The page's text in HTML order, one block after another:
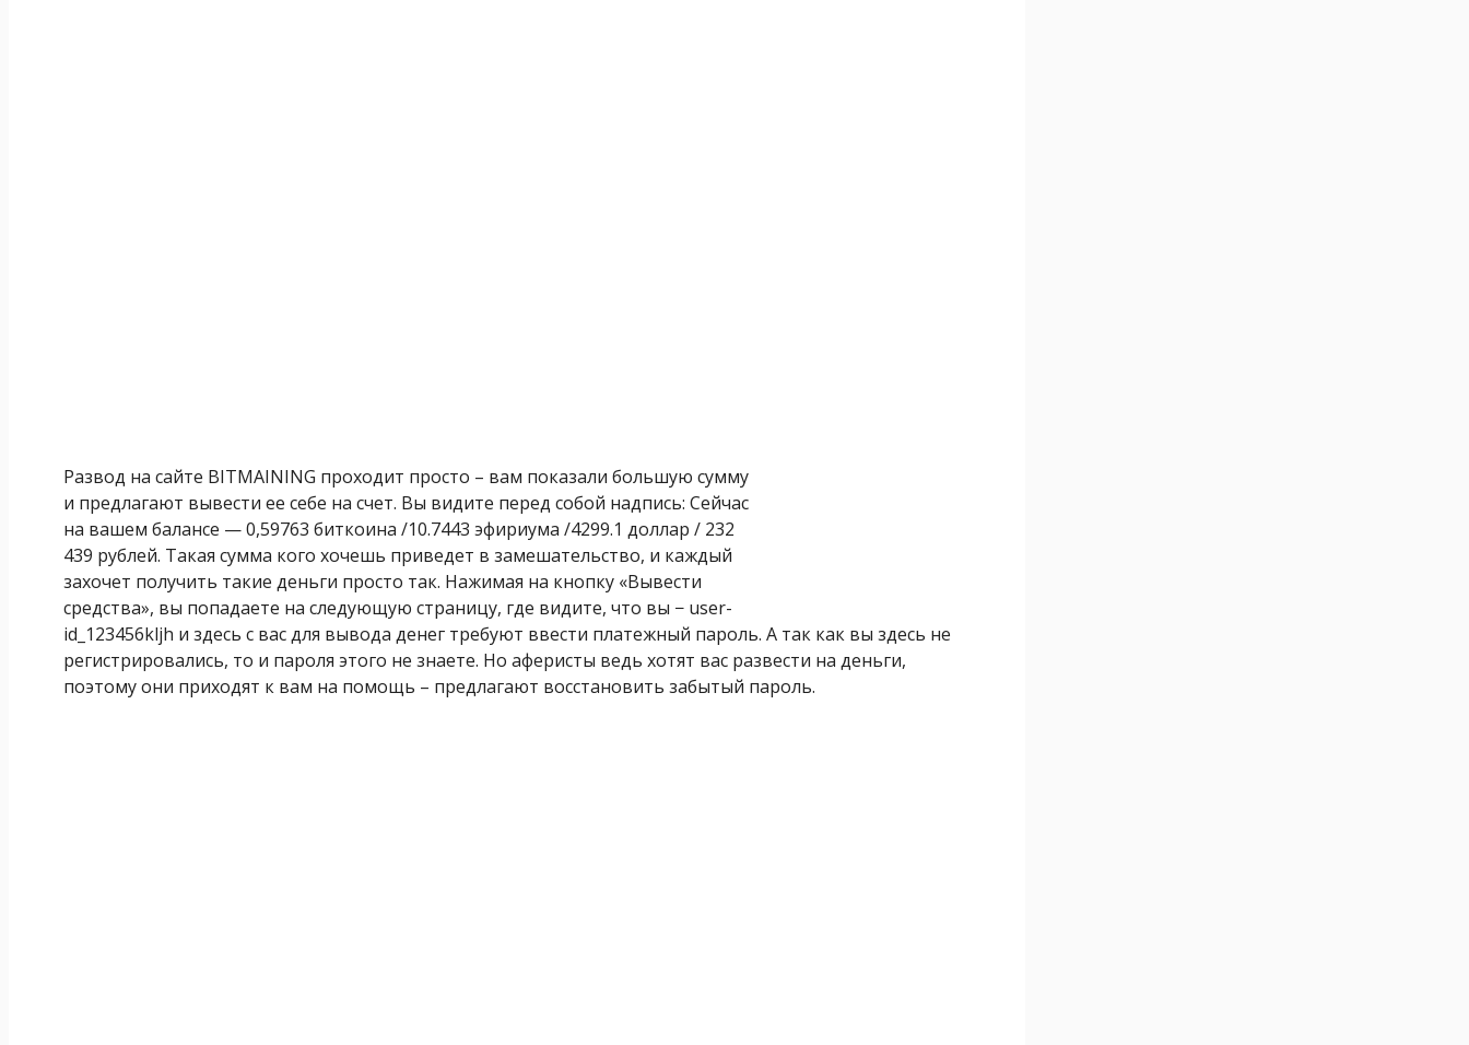
Развод на сайте BITMAINING проходит просто – вам показали большую сумму
и предлагают вывести ее себе на счет. Вы видите перед собой надпись: Сейчас
на вашем балансе — 0,59763 биткоина /10.7443 эфириума /4299.1 доллар / 232
439 рублей. Такая сумма кого хочешь приведет в замешательство, и каждый
захочет получить такие деньги просто так. Нажимая на кнопку «Вывести
средства», вы попадаете на следующую страницу, где видите, что вы − user-
id_123456kljh и здесь с вас для вывода денег требуют ввести платежный пароль. А так как вы здесь не
регистрировались, то и пароля этого не знаете. Но аферисты ведь хотят вас развести на деньги,
поэтому они приходят к вам на помощь – предлагают восстановить забытый пароль.